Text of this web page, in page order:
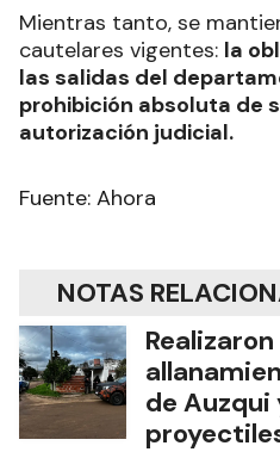
Mientras tanto, se
cautelares vigentes: la
las salidas del
prohibición absoluta de
autorización judicial.
Fuente: Ahora
NOTAS
de